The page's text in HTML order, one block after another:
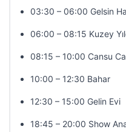
03:30 – 06:00 Gelsin
06:00 – 08:15 Kuzey
08:15 – 10:00 Cansu
10:00 – 12:30 Bahar
12:30 – 15:00 Gelin Evi
18:45 – 20:00 Show